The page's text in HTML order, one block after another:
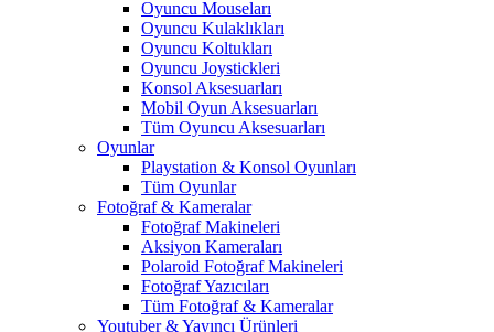
Oyuncu Mouseları
Oyuncu Kulaklıkları
Oyuncu Koltukları
Oyuncu Joystickleri
Konsol Aksesuarları
Mobil Oyun Aksesuarları
Tüm Oyuncu Aksesuarları
Oyunlar
Playstation & Konsol Oyunları
Tüm Oyunlar
Fotoğraf & Kameralar
Fotoğraf Makineleri
Aksiyon Kameraları
Polaroid Fotoğraf Makineleri
Fotoğraf Yazıcıları
Tüm Fotoğraf & Kameralar
Youtuber & Yayıncı Ürünleri